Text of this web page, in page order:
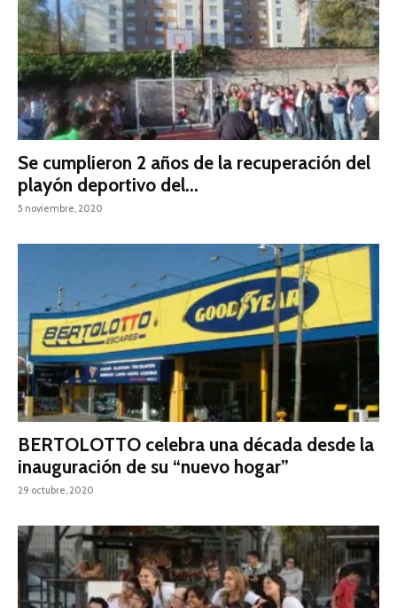
Se cumplieron 2 años de la recuperación del
playón deportivo del...
5 noviembre, 2020
BERTOLOTTO celebra una década desde la
inauguración de su “nuevo hogar”
29 octubre, 2020